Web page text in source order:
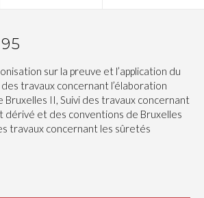
sur la preuve et l’application du
travaux concernant l’élaboration
Bruxelles II, Suivi des travaux concernant
dérivé et des conventions de Bruxelles
travaux concernant les sûretés